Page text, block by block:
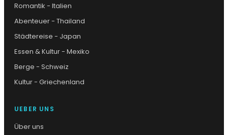
Romantik - Italien
Abenteuer - Thailand
Städtereise - Japan
Essen & Kultur - Mexiko
Berge - Schweiz
Kultur - Griechenland
UEBER UNS
Über uns